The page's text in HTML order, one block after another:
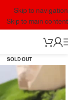
Skip to navigation
Skip to main content
SOLD OUT